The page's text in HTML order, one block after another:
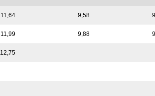
11,64 9,58
11,99 9,88
12,75